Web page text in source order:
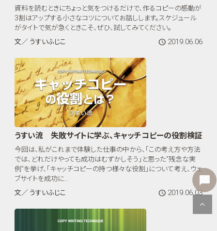
資料を読むときにちょっと気をつけるだけで、作るコピーの感動が
3割はアップする小さなコツについてお話しします。スケジュール
がタイトで気が急くときこそ、ぜひ、試してみてください。
文／ うすいふじこ
2019.06.06
うすい流 失敗サイトに学ぶ、キャッチコピーの役割検証
今回は、私がこれまで体験した仕事の中から、「この考え方や方法
では、どれだけやっても成功はむずかしそう」と思った“残念な実
例”を挙げ、「キャッチコピーの持つ様々な役割」について考え、ウェ
ブサイトを成功に...
文／ うすいふじこ
2019.06.03